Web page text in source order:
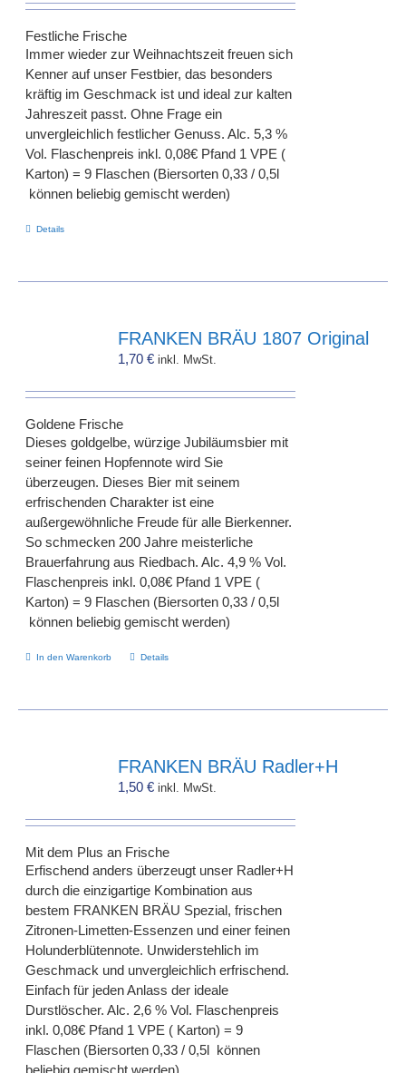
Festliche Frische
Immer wieder zur Weihnachtszeit freuen sich
Kenner auf unser Festbier, das besonders
kräftig im Geschmack ist und ideal zur kalten
Jahreszeit passt. Ohne Frage ein
unvergleichlich festlicher Genuss. Alc. 5,3 %
Vol. Flaschenpreis inkl. 0,08€ Pfand 1 VPE (
Karton) = 9 Flaschen (Biersorten 0,33 / 0,5l
können beliebig gemischt werden)
Details
FRANKEN BRÄU 1807 Original
1,70€ inkl. MwSt.
Goldene Frische
Dieses goldgelbe, würzige Jubiläumsbier mit
seiner feinen Hopfennote wird Sie
überzeugen. Dieses Bier mit seinem
erfrischenden Charakter ist eine
außergewöhnliche Freude für alle Bierkenner.
So schmecken 200 Jahre meisterliche
Brauerfahrung aus Riedbach. Alc. 4,9 % Vol.
Flaschenpreis inkl. 0,08€ Pfand 1 VPE (
Karton) = 9 Flaschen (Biersorten 0,33 / 0,5l
können beliebig gemischt werden)
In den Warenkorb Details
FRANKEN BRÄU Radler+H
1,50€ inkl. MwSt.
Mit dem Plus an Frische
Erfischend anders überzeugt unser Radler+H
durch die einzigartige Kombination aus
bestem FRANKEN BRÄU Spezial, frischen
Zitronen-Limetten-Essenzen und einer feinen
Holunderblütennote. Unwiderstehlich im
Geschmack und unvergleichlich erfrischend.
Einfach für jeden Anlass der ideale
Durstlöscher. Alc. 2,6 % Vol. Flaschenpreis
inkl. 0,08€ Pfand 1 VPE ( Karton) = 9
Flaschen (Biersorten 0,33 / 0,5l können
beliebig gemischt werden)